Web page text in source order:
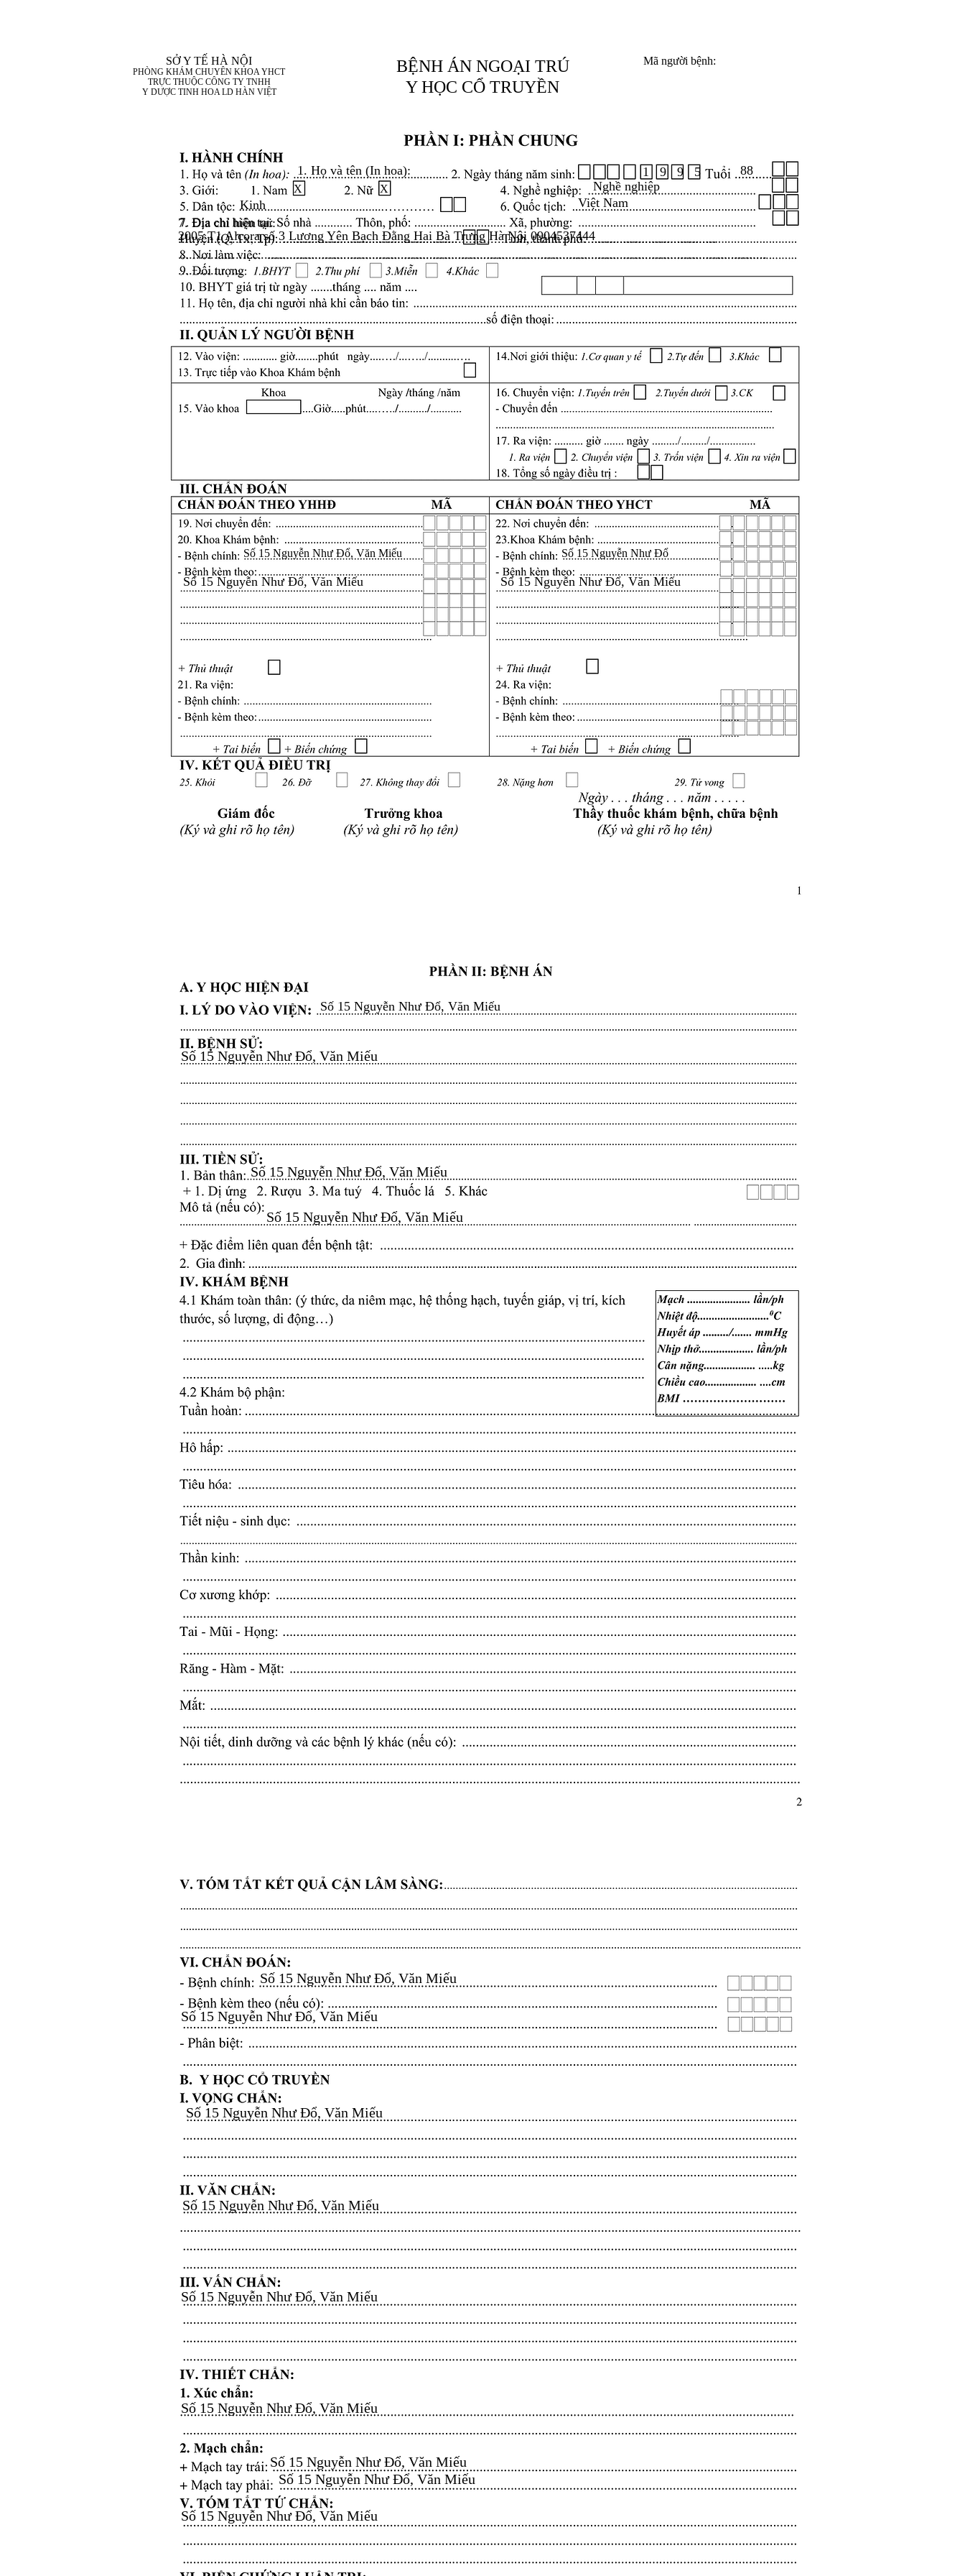
SỞ Y TẾ HÀ NỘI
PHÒNG KHÁM CHUYÊN KHOA YHCT
TRỰC THUỘC CÔNG TY TNHH
Y DƯỢC TINH HOA LD HÀN VIỆT
BỆNH ÁN NGOẠI TRÚ
Y HỌC CỔ TRUYỀN
Mã người bệnh:
1. Họ và tên (In hoa): 1 9 9 5 88
X X
Nghề nghiệp
Việt Nam
Kinh
7. Địa chỉ hiện tại:
......................................................................................................................................................
....................................................................................................................................................................
..................
2005 T1 Alcora số 3 Lương Yên Bạch Đằng Hai Bà Trưng Hà Nội 0904537444
Số 15 Nguyễn Như Đổ, Văn Miếu
Số 15 Nguyễn Như Đổ, Văn Miếu
Số 15 Nguyễn Như Đổ
Số 15 Nguyễn Như Đổ, Văn Miếu
Số 15 Nguyễn Như Đổ, Văn Miếu
Số 15 Nguyễn Như Đổ, Văn Miếu​​​​
Số 15 Nguyễn Như Đổ, Văn Miếu​​​​
Số 15 Nguyễn Như Đổ, Văn Miếu​​​​
Số 15 Nguyễn Như Đổ, Văn Miếu​​​​
Số 15 Nguyễn Như Đổ, Văn Miếu​​​​
Số 15 Nguyễn Như Đổ, Văn Miếu​​​​
Số 15 Nguyễn Như Đổ, Văn Miếu​​​​
Số 15 Nguyễn Như Đổ, Văn Miếu​​​​
Số 15 Nguyễn Như Đổ, Văn Miếu​​​​
Số 15 Nguyễn Như Đổ, Văn Miếu​​​​
Số 15 Nguyễn Như Đổ, Văn Miếu​​​​
Số 15 Nguyễn Như Đổ, Văn Miếu​​​​